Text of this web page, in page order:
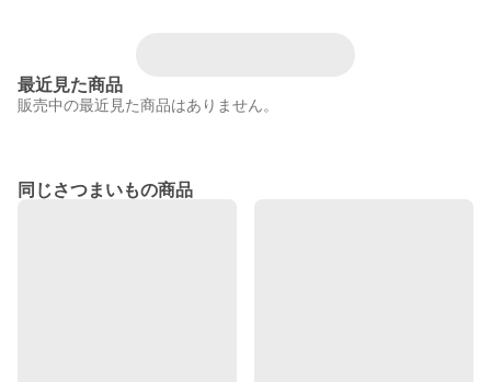
最近見た商品
販売中の最近見た商品はありません。
同じさつまいもの商品